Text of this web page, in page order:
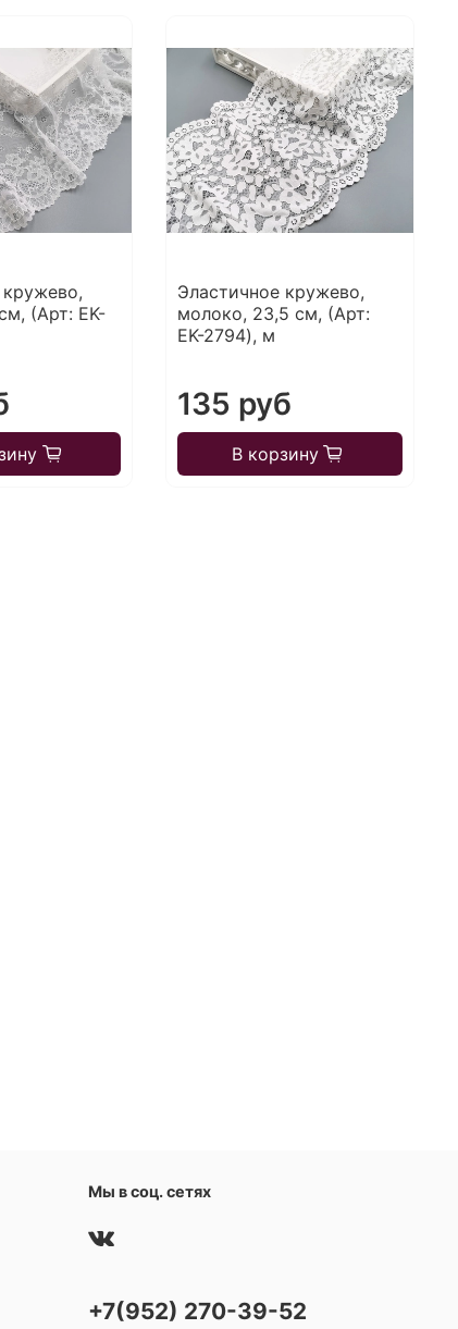
(Арт: EK-
Эластичное кружево,
молоко, 23,5 см, (Арт:
EK-2794), м
135 руб
В корзину
Мы в соц. сетях
+7(952) 270-39-52